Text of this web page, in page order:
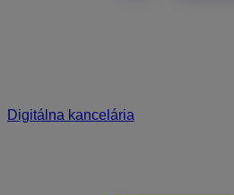
Digitálna kancelária